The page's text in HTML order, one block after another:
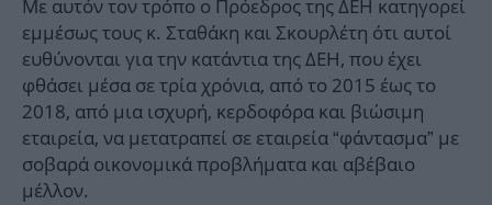
Με αυτόν τον τρόπο ο Πρόεδρος της ΔΕΗ κατηγορεί
εμμέσως τους κ. Σταθάκη και Σκουρλέτη ότι αυτοί
ευθύνονται για την κατάντια της ΔΕΗ, που έχει
φθάσει μέσα σε τρία χρόνια, από το 2015 έως το
2018, από μια ισχυρή, κερδοφόρα και βιώσιμη
εταιρεία, να μετατραπεί σε εταιρεία “φάντασμα” με
σοβαρά οικονομικά προβλήματα και αβέβαιο
μέλλον.